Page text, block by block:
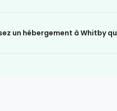
un hébergement à Whitby